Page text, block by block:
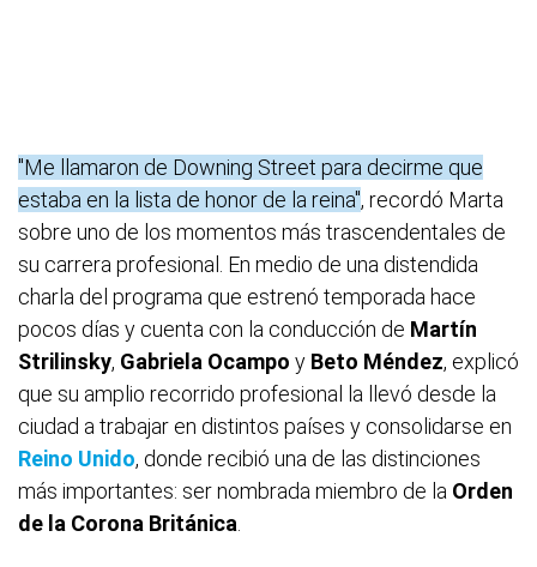
"Me llamaron de Downing Street para decirme que
estaba en la lista de honor de la reina", recordó Marta
sobre uno de los momentos más trascendentales de
su carrera profesional. En medio de una distendida
charla del programa que estrenó temporada hace
pocos días y cuenta con la conducción de Martín
Strilinsky, Gabriela Ocampo y Beto Méndez, explicó
que su amplio recorrido profesional la llevó desde la
ciudad a trabajar en distintos países y consolidarse en
Reino Unido, donde recibió una de las distinciones
más importantes: ser nombrada miembro de la Orden
de la Corona Británica